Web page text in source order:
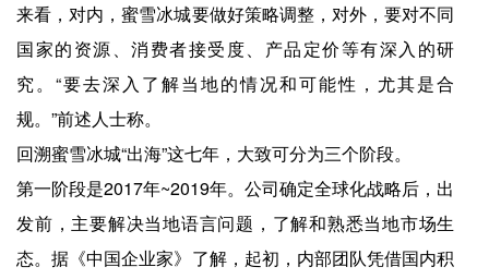
来看，对内，蜜雪冰城要做好策略调整，对外，要对不同
国家的资源、消费者接受度、产品定价等有深入的研
究。“要去深入了解当地的情况和可能性，尤其是合
规。”前述人士称。
回溯蜜雪冰城“出海”这七年，大致可分为三个阶段。
第一阶段是2017年~2019年。公司确定全球化战略后，出
发前，主要解决当地语言问题，了解和熟悉当地市场生
态。据《中国企业家》了解，起初，内部团队凭借国内积